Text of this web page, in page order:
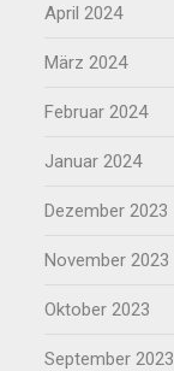
April 2024
März 2024
Februar 2024
Januar 2024
Dezember 2023
November 2023
Oktober 2023
September 2023